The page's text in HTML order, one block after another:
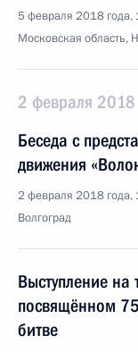
5 февраля 2018 года,
Московская область,
2 февраля 2018
Беседа с
движения
2 февраля 2018 года,
Волгоград
Выступление
посвящённом
битве